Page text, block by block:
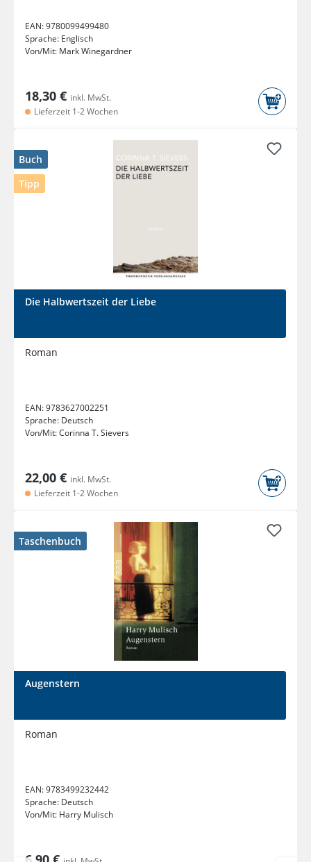
EAN:9780099499480
Sprache: Englisch
Von/Mit: Mark Winegardner
18,30 € inkl. MwSt.
Lieferzeit 1-2 Wochen
Buch
Tipp
Die Halbwertszeit der Liebe
Roman
EAN:9783627002251
Sprache: Deutsch
Von/Mit:Corinna T. Sievers
22,00 € inkl. MwSt.
Lieferzeit 1-2 Wochen
Taschenbuch
Augenstern
Roman
EAN:9783499232442
Sprache: Deutsch
Von/Mit: Harry Mulisch